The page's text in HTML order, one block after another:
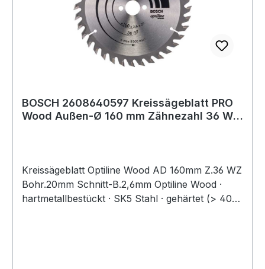
BOSCH 2608640597 Kreissägeblatt PRO
Wood Außen-Ø 160 mm Zähnezahl 36 WZ
Kreissägeblatt Optiline Wood AD 160mm Z.36 WZ
Bohr.20mm Schnitt-B.2,6mm Optiline Wood ·
hartmetallbestückt · SK5 Stahl · gehärtet (> 40